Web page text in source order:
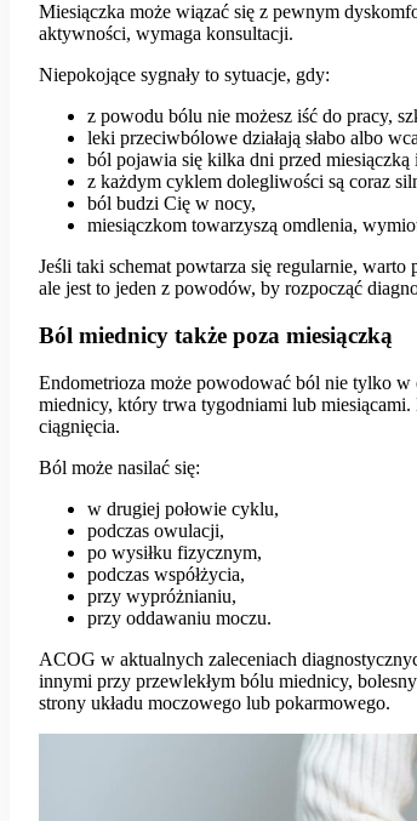
Miesiączka może wiązać się z pewnym
aktywności, wymaga konsultacji.
Niepokojące sygnały to sytuacje, gdy:
z powodu bólu nie możesz iść do pracy,
leki przeciwbólowe działają słabo albo
ból pojawia się kilka dni przed
z każdym cyklem dolegliwości są coraz
ból budzi Cię w nocy,
miesiączkom towarzyszą omdlenia,
Jeśli taki schemat powtarza się regularnie,
ale jest to jeden z powodów, by rozpocząć
Ból miednicy także poza miesiączką
Endometrioza może powodować ból nie tylko w
miednicy, który trwa tygodniami lub
ciągnięcia.
Ból może nasilać się:
w drugiej połowie cyklu,
podczas owulacji,
po wysiłku fizycznym,
podczas współżycia,
przy wypróżnianiu,
przy oddawaniu moczu.
ACOG w aktualnych zaleceniach
innymi przy przewlekłym bólu miednicy,
strony układu moczowego lub pokarmowego.